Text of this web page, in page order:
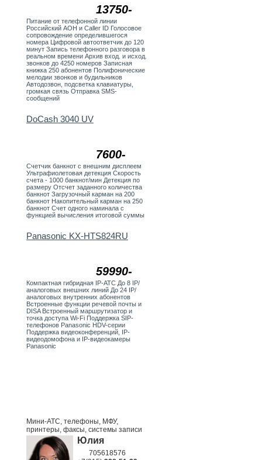
13750-
Питание от телефонной линии
Российский АОН и Caller ID Голосовое
сопровождение определившегося
номера Цифровой автоответчик до 120
минут Запись телефонного разговора в
реальном времени Архив вход. и исход.
звонков до 4250 номеров Записная
книжка 250 абонентов Полифонические
мелодии звонков и будильников
Автодозвон, подсветка клавиатуры,
громкая связь Отправка SMS-
сообщений
7600-
DoCash 3040 UV
Счетчик банкнот с внешним дисплеем
Ультрафиолетовая детекция Скорость
счета - 1000 банкнот/мин Детекция по
размеру Отсчет заданного количества
банкнот Загрузочный карман на 200
банкнот Накопительный карман на 250
банкнот Счет одного наминала с
функцией вычисления итоговой суммы
59990-
Panasonic KX-HTS824RU
Компактная гибридная IP-АТС До 8 IP/
аналоговых внешних линий До 24 IP/
аналоговых внутренних абонентов
Встроенные функции речевой почты и
DISA Встроенный маршрутизатор и
точка доступа Wi-Fi Поддержка SIP-
телефонов Panasonic HDV-серии
Поддержка видеоконференций, IP-
видеодомофона и IP-видеокамеры
Panasonic
Мини-АТС, телефоны, МФУ,
принтеры, факсы, системы записи
Юлия
705618576